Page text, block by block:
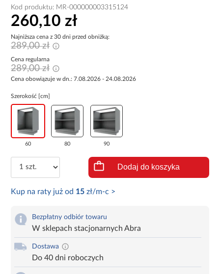
Kod produktu: MR-000000003315124
260,10 zł
Najniższa cena z 30 dni przed obniżką:
289,00 zł
Cena regularna
289,00 zł
Cena obowiązuje w dn.: 7.08.2026 - 24.08.2026
Szerokość [cm]
60 80 90
Dodaj do koszyka
Kup na raty już od 15 zł/m-c >
Bezpłatny odbiór towaru
W sklepach stacjonarnych Abra
Dostawa
Do 40 dni roboczych